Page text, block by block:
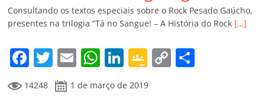
k ss
ro
o
m
ar
Consultando os textos especiais sobre o Rock Pesado Gaúcho,
presentes na trilogia “Tá no Sangue! – A História do Rock […]
F
a
T
w
E
m
W Li
n
G
o
C
14248 1 de março de 2019